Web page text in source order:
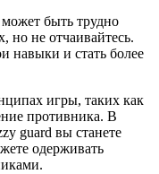
может быть трудно
но не отчаивайтесь.
навыки и стать более
игры, таких как
противника. В
guard вы станете
одерживать